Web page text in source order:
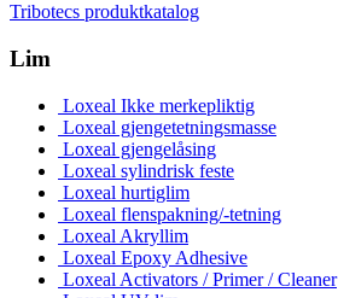
Tribotecs produktkatalog
Lim
Loxeal Ikke merkepliktig
Loxeal gjengetetningsmasse
Loxeal gjengelåsing
Loxeal sylindrisk feste
Loxeal hurtiglim
Loxeal flenspakning/-tetning
Loxeal Akryllim
Loxeal Epoxy Adhesive
Loxeal Activators / Primer / Cleaner